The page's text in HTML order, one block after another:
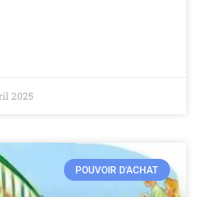
2025
POUVOIR D'ACHAT